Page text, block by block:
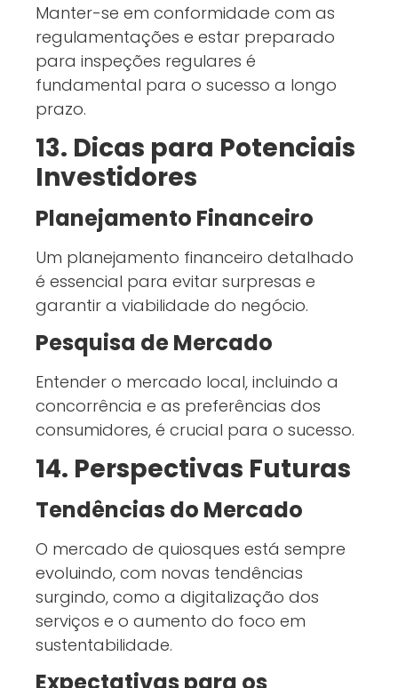
Manter-se em conformidade com as
regulamentações e estar preparado
para inspeções regulares é
fundamental para o sucesso a longo
prazo.
13. Dicas para Potenciais
Investidores
Planejamento Financeiro
Um planejamento financeiro detalhado
é essencial para evitar surpresas e
garantir a viabilidade do negócio.
Pesquisa de Mercado
Entender o mercado local, incluindo a
concorrência e as preferências dos
consumidores, é crucial para o sucesso.
14. Perspectivas Futuras
Tendências do Mercado
O mercado de quiosques está sempre
evoluindo, com novas tendências
surgindo, como a digitalização dos
serviços e o aumento do foco em
sustentabilidade.
Expectativas para os